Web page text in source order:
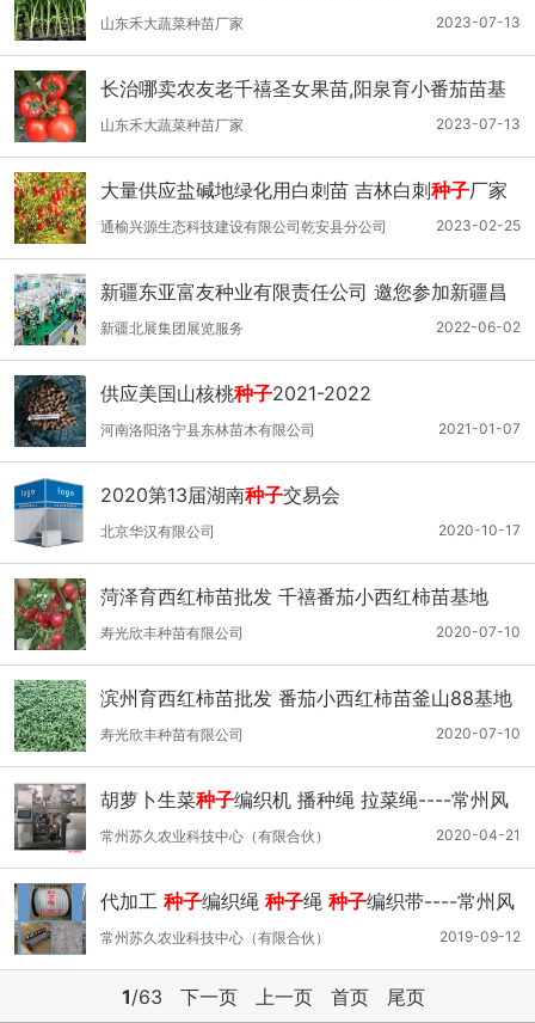
2023-07-13
山东禾大蔬菜种苗厂家
长治哪卖农友老千禧圣女果苗,阳泉育小番茄苗基
地2023
2023-07-13
山东禾大蔬菜种苗厂家
大量供应盐碱地绿化用白刺苗 吉林白刺种子厂家
40公分白刺苗
2023-02-25
通榆兴源生态科技建设有限公司乾安县分公司
新疆东亚富友种业有限责任公司 邀您参加新疆昌
吉种交会
2022-06-02
新疆北展集团展览服务
供应美国山核桃种子2021-2022
2021-01-07
河南洛阳洛宁县东林苗木有限公司
2020第13届湖南种子交易会
2020-10-17
北京华汉有限公司
菏泽育西红柿苗批发 千禧番茄小西红柿苗基地
2020-07-10
寿光欣丰种苗有限公司
滨州育西红柿苗批发 番茄小西红柿苗釜山88基地
2020-07-10
寿光欣丰种苗有限公司
胡萝卜生菜种子编织机 播种绳 拉菜绳----常州风
雷精机
2020-04-21
常州苏久农业科技中心（有限合伙）
代加工 种子编织绳 种子绳 种子编织带----常州风
雷精机
2019-09-12
常州苏久农业科技中心（有限合伙）
1/63 下一页 上一页 首页 尾页